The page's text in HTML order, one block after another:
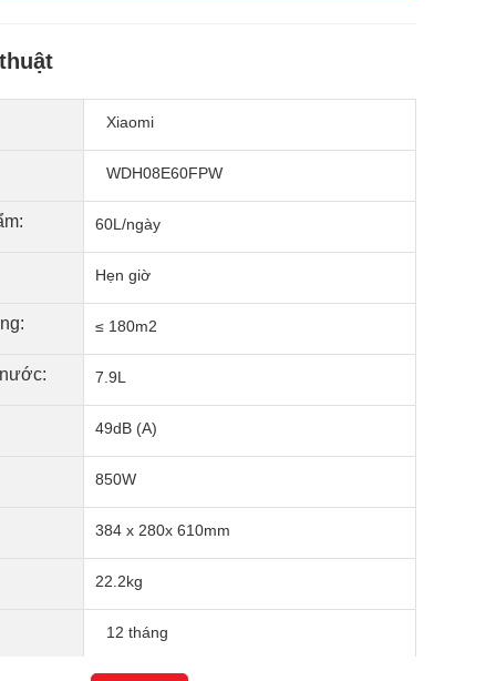
Xiaomi
WDH08E60FPW
60L/ngày
Hẹn giờ
≤ 180m2
7.9L
49dB (A)
850W
384 x 280x 610mm
22.2kg
12 tháng